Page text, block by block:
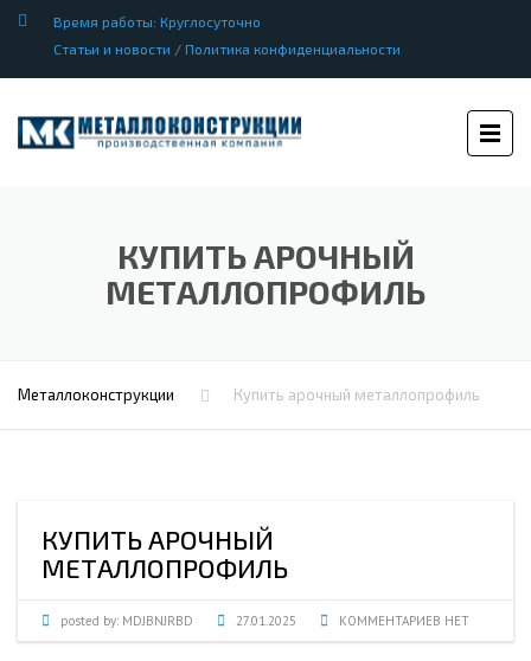
Время работы: Круглосуточно
Статьи и новости / Политика конфиденциальности
КУПИТЬ АРОЧНЫЙ
МЕТАЛЛОПРОФИЛЬ
Металлоконструкции Купить арочный металлопрофиль
КУПИТЬ АРОЧНЫЙ
МЕТАЛЛОПРОФИЛЬ
posted by: MDJBNJRBD 27.01.2025 КОММЕНТАРИЕВ НЕТ